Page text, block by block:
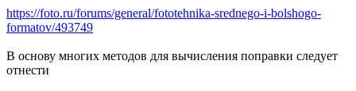
https://foto.ru/forums/general/fototehnika-srednego-i-bolshogo-
formatov/493749
В основу многих методов для вычисления поправки следует
отнести